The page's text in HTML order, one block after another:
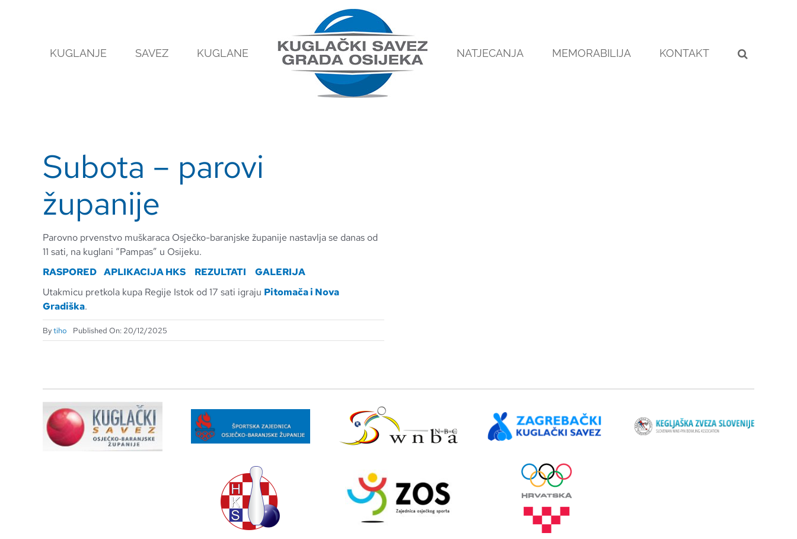
KUGLANJE
SAVEZ KUGLANE NATJECANJA MEMORABILIJA KONTAKT
Subota – parovi
županije
Parovno prvenstvo muškaraca Osječko-baranjske županije nastavlja se danas od
11 sati, na kuglani “Pampas” u Osijeku.
RASPORED APLIKACIJA HKS REZULTATI
GALERIJA
Utakmicu pretkola kupa Regije Istok od 17 sati igraju Pitomača i Nova
Gradiška.
Bytiho Published On: 20/12/2025